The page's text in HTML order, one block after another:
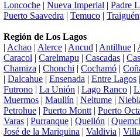
Loncoche | Nueva Imperial | Padre
Puerto Saavedra | Temuco | Traiguén
Región de Los Lagos
| Achao | Alerce | Ancud | Antilhue |
Caracol | Carelmapu | Cascadas |
Chamiza | Chonchi | Cochamó |
| Dalcahue | Ensenada | Entre Lagos |
Futrono | La Unión | Lago Ranco |
Muermos | Maullín | Neltume |
Petrohue | Puerto Montt | Puerto
Varas | Purranque | Quellón |
José de la Mariquina | Valdivia |